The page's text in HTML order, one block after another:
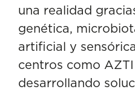
una realidad
genética,
artificial y
centros como
desarrollando